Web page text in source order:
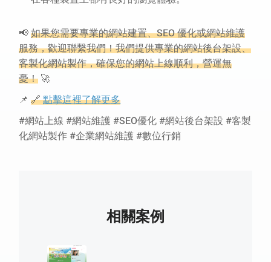
📢如果您需要專業的網站建置、SEO 優化或網站維護
服務，歡迎聯繫我們！我們提供專業的網站後台架設、
客製化網站製作，確保您的網站上線順利，營運無
憂！ 🚀
📌🔗點擊這裡了解更多
#網站上線 #網站維護 #SEO優化 #網站後台架設 #客製
化網站製作 #企業網站維護 #數位行銷
相關案例